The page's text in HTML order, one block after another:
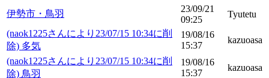
伊勢市・鳥羽
23/09/21
09:25
Tyutetu
(naok1225さんにより23/07/15 10:34に削
除) 多気
19/08/16
15:37
kazuoasa
(naok1225さんにより23/07/15 10:34に削
除) 鳥羽
19/08/16
15:37
kazuoasa